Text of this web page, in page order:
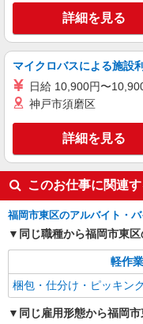
接地
します
キープ
詳細を見る
マイクロバスによる施設
日給 10,900円〜
神戸市須磨区
詳細を見る
このお仕事に関連
福岡市東区のアルバイト・
同じ職種から福岡市東
軽作
梱包・仕分け・ピッキン
同じ雇用形態から福岡